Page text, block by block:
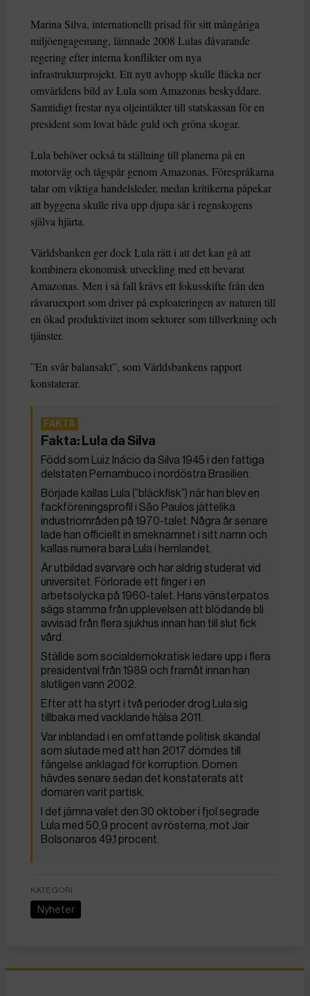
Marina Silva, internationellt prisad för sitt mångåriga
miljöengagemang, lämnade 2008 Lulas dåvarande
regering efter interna konflikter om nya
infrastrukturprojekt. Ett nytt avhopp skulle fläcka ner
omvärldens bild av Lula som Amazonas beskyddare.
Samtidigt frestar nya oljeintäkter till statskassan för en
president som lovat både guld och gröna skogar.
Lula behöver också ta ställning till planerna på en
motorväg och tågspår genom Amazonas. Förespråkarna
talar om viktiga handelsleder, medan kritikerna påpekar
att byggena skulle riva upp djupa sår i regnskogens
själva hjärta.
Världsbanken ger dock Lula rätt i att det kan gå att
kombinera ekonomisk utveckling med ett bevarat
Amazonas. Men i så fall krävs ett fokusskifte från den
råvaruexport som driver på exploateringen av naturen till
en ökad produktivitet inom sektorer som tillverkning och
tjänster.
”En svår balansakt”, som Världsbankens rapport
konstaterar.
Fakta: Lula da Silva
Född som Luiz Inácio da Silva 1945 i den fattiga
delstaten Pernambuco i nordöstra Brasilien.
Började kallas Lula (”bläckfisk”) när han blev en
fackföreningsprofil i São Paulos jättelika
industriområden på 1970-talet. Några år senare
lade han officiellt in smeknamnet i sitt namn och
kallas numera bara Lula i hemlandet.
Är utbildad svarvare och har aldrig studerat vid
universitet. Förlorade ett finger i en
arbetsolycka på 1960-talet. Hans vänsterpatos
sägs stamma från upplevelsen att blödande bli
avvisad från flera sjukhus innan han till slut fick
vård.
Ställde som socialdemokratisk ledare upp i flera
presidentval från 1989 och framåt innan han
slutligen vann 2002.
Efter att ha styrt i två perioder drog Lula sig
tillbaka med vacklande hälsa 2011.
Var inblandad i en omfattande politisk skandal
som slutade med att han 2017 dömdes till
fängelse anklagad för korruption. Domen
hävdes senare sedan det konstaterats att
domaren varit partisk.
I det jämna valet den 30 oktober i fjol segrade
Lula med 50,9 procent av rösterna, mot Jair
Bolsonaros 49,1 procent.
KATEGORI
Nyheter